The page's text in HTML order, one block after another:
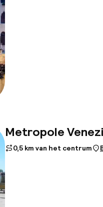
Metropole
0,5 km van het centrum